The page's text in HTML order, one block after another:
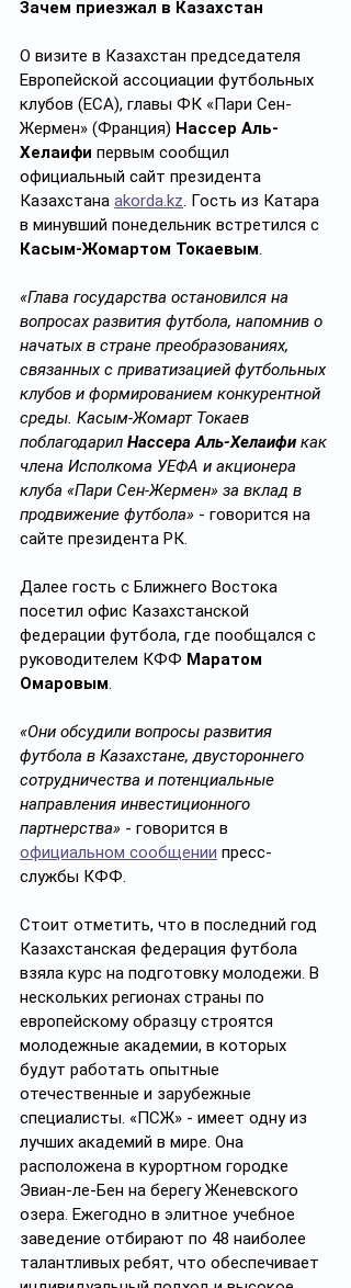
Зачем приезжал в Казахстан
О визите в Казахстан председателя
Европейской ассоциации футбольных
клубов (ЕСА), главы ФК «Пари Сен-
Жермен» (Франция) Нассер Аль-
Хелаифи первым сообщил
официальный сайт президента
Казахстана akorda.kz. Гость из Катара
в минувший понедельник встретился с
Касым-Жомартом Токаевым.
«Глава государства остановился на
вопросах развития футбола, напомнив о
начатых в стране преобразованиях,
связанных с приватизацией футбольных
клубов и формированием конкурентной
среды. Касым-Жомарт Токаев
поблагодарил Нассeра Аль-Хелаифи как
члена Исполкома УЕФА и акционера
клуба «Пари Сен-Жермен» за вклад в
продвижение футбола» - говорится на
сайте президента РК.
Далее гость с Ближнего Востока
посетил офис Казахстанской
федерации футбола, где пообщался с
руководителем КФФ Маратом
Омаровым.
«Они обсудили вопросы развития
футбола в Казахстане, двустороннего
сотрудничества и потенциальные
направления инвестиционного
партнерства» - говорится в
официальном сообщении пресс-
службы КФФ.
Стоит отметить, что в последний год
Казахстанская федерация футбола
взяла курс на подготовку молодежи. В
нескольких регионах страны по
европейскому образцу строятся
молодежные академии, в которых
будут работать опытные
отечественные и зарубежные
специалисты. «ПСЖ» - имеет одну из
лучших академий в мире. Она
расположена в курортном городке
Эвиан-ле-Бен на берегу Женевского
озера. Ежегодно в элитное учебное
заведение отбирают по 48 наиболее
талантливых ребят, что обеспечивает